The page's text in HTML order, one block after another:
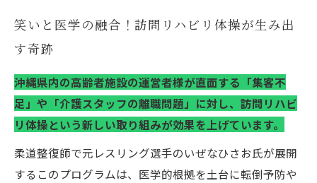
笑いと医学の融合！訪問リハビリ体操が生み出
す奇跡
沖縄県内の高齢者施設の運営者様が直面する「集客不
足」や「介護スタッフの離職問題」に対し、訪問リハビ
リ体操という新しい取り組みが効果を上げています。
柔道整復師で元レスリング選手のいぜなひさお氏が展開
するこのプログラムは、医学的根拠を土台に転倒予防や